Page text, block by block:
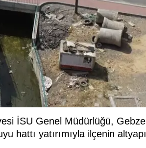
İSU Genel Müdürlüğü,
hattı yatırımıyla ilçenin